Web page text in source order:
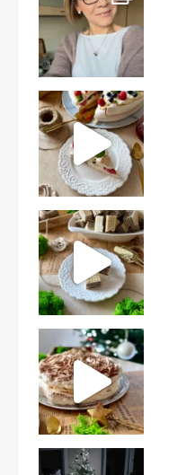
Ten deser to prawdziwy HIT PRL-u! Wafle przełożo